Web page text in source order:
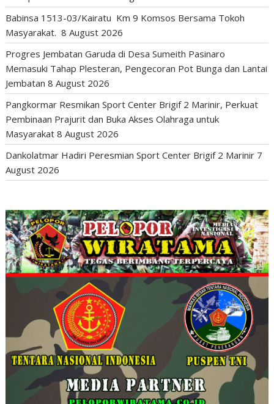
Babinsa 1513-03/Kairatu Km 9 Komsos Bersama Tokoh
Masyarakat. 8 August 2026
Progres Jembatan Garuda di Desa Sumeith Pasinaro
Memasuki Tahap Plesteran, Pengecoran Pot Bunga dan Lantai
Jembatan 8 August 2026
Pangkormar Resmikan Sport Center Brigif 2 Marinir, Perkuat
Pembinaan Prajurit dan Buka Akses Olahraga untuk
Masyarakat 8 August 2026
Dankolatmar Hadiri Peresmian Sport Center Brigif 2 Marinir 7
August 2026